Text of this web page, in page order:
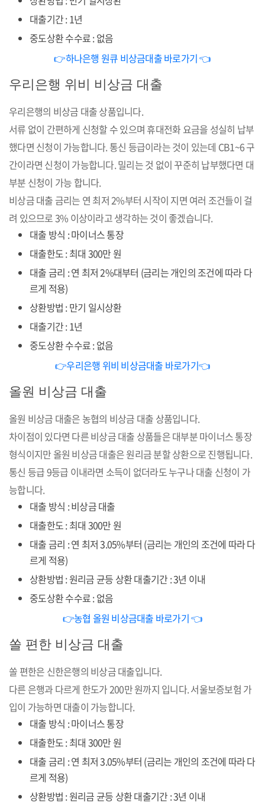
대출기간 : 1년
중도상환 수수료 : 없음
👉하나은행 원큐 비상금대출 바로가기 👈
우리은행 위비 비상금 대출
우리은행의 비상금 대출 상품입니다.
서류 없이 간편하게 신청할 수 있으며 휴대전화 요금을 성실히 납부
했다면 신청이 가능합니다. 통신 등급이라는 것이 있는데 CB1~6 구
간이라면 신청이 가능합니다. 밀리는 것 없이 꾸준히 납부했다면 대
부분 신청이 가능 합니다.
비상금 대출 금리는 연 최저 2%부터 시작이 지면 여러 조건들이 걸
려 있으므로 3% 이상이라고 생각하는 것이 좋겠습니다.
대출 방식 : 마이너스 통장
대출한도 : 최대 300만 원
대출 금리 : 연 최저 2%대부터 (금리는 개인의 조건에 따라 다
르게 적용)
상환방법 : 만기 일시상환
대출기간 : 1년
중도상환 수수료 : 없음
👉우리은행 위비 비상금대출 바로가기👈
올원 비상금 대출
올원 비상금 대출은 농협의 비상금 대출 상품입니다.
차이점이 있다면 다른 비상금 대출 상품들은 대부분 마이너스 통장
형식이지만 올원 비상금 대출은 원리금 분할 상환으로 진행됩니다.
통신 등급 9등급 이내라면 소득이 없더라도 누구나 대출 신청이 가
능합니다.
대출 방식 : 비상금 대출
대출한도 : 최대 300만 원
대출 금리 : 연 최저 3.05%부터 (금리는 개인의 조건에 따라 다
르게 적용)
상환방법 : 원리금 균등 상환 대출기간 : 3년 이내
중도상환 수수료 : 없음
👉농협 올원 비상금대출 바로가기 👈
쏠 편한 비상금 대출
쏠 편한은 신한은행의 비상금 대출입니다.
다른 은행과 다르게 한도가 200만 원까지 입니다. 서울보증보험 가
입이 가능하면 대출이 가능합니다.
대출 방식 : 마이너스 통장
대출한도 : 최대 300만 원
대출 금리 : 연 최저 3.05%부터 (금리는 개인의 조건에 따라 다
르게 적용)
상환방법 : 원리금 균등 상환 대출기간 : 3년 이내